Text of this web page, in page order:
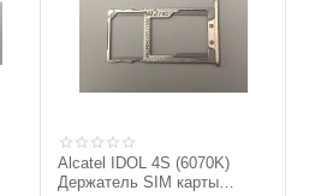
Alcatel IDOL 4S (6070K)
Держатель SIM карты